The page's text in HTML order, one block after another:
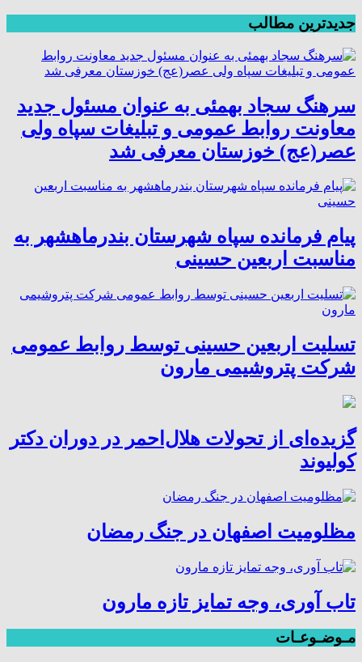
جدیدترین مطالب
سرهنگ سجاد بهمئی به عنوان مسئول جدید
معاونت روابط عمومی و تبلیغات سپاه ولی
عصر(عج) خوزستان معرفی شد
پیام فرمانده سپاه شهرستان بندرماهشهر به
مناسبت اربعین حسینی
تسلیت اربعین حسینی توسط روابط عمومی
شرکت پتروشیمی مارون
گزیده‌ای از تحولات هلال‌احمر در دوران دکتر
کولیوند
مظلومیت اصفهان در جنگ رمضان
تاب آوری، وجه تمایز تازه مارون
مـوضـوعـات